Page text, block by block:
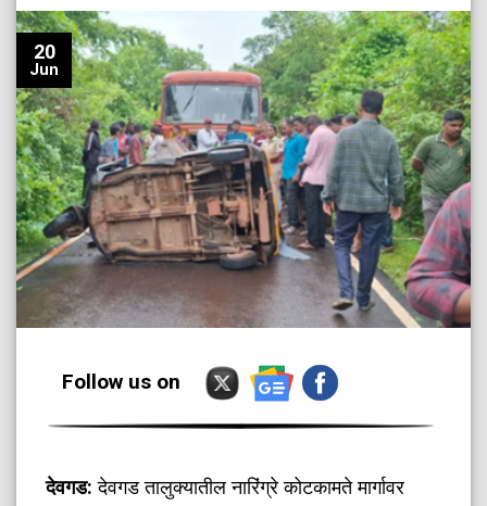
20
Jun
Follow us on
देवगड:देवगड तालुक्यातील नारिंग्रे कोटकामते मार्गावर